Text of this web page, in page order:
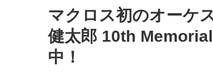
マクロス初のオーケ
健太郎 10th
中！